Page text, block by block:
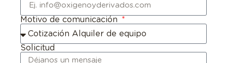
Motivo de comunicación
Solicitud